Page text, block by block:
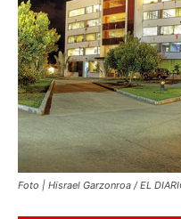
Foto | Hisrael Garzonroa / EL